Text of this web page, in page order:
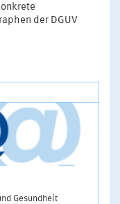
der DGUV
Gesundheit